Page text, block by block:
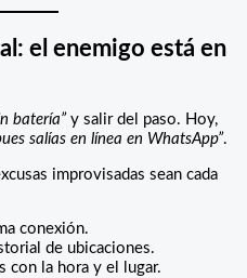
el enemigo está en
batería” y salir del paso. Hoy,
salías en línea en WhatsApp”.
improvisadas sean cada
conexión.
de ubicaciones.
con la hora y el lugar.